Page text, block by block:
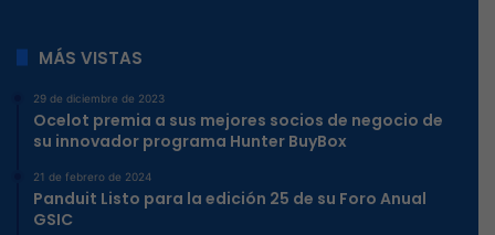
MÁS VISTAS
29 de diciembre de 2023
Ocelot premia a sus mejores socios de negocio de
su innovador programa Hunter BuyBox
21 de febrero de 2024
Panduit Listo para la edición 25 de su Foro Anual
GSIC